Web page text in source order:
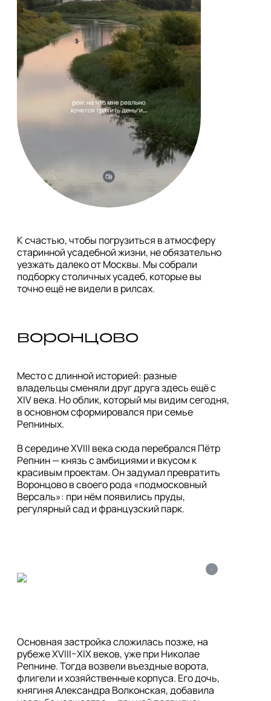
К счастью, чтобы погрузиться в атмосферу
старинной усадебной жизни, не обязательно
уезжать далеко от Москвы. Мы собрали
подборку столичных усадеб, которые вы
точно ещё не видели в рилсах.
воронцово
Место с длинной историей: разные
владельцы сменяли друг друга здесь ещё с
XIV века. Но облик, который мы видим сегодня,
в основном сформировался при семье
Репниных.
В середине XVIII века сюда перебрался Пётр
Репнин — князь с амбициями и вкусом к
красивым проектам. Он задумал превратить
Воронцово в своего рода «подмосковный
Версаль»: при нём появились пруды,
регулярный сад и французский парк.
i
Основная застройка сложилась позже, на
рубеже XVIII–XIX веков, уже при Николае
Репнине. Тогда возвели въездные ворота,
флигели и хозяйственные корпуса. Его дочь,
княгиня Александра Волконская, добавила